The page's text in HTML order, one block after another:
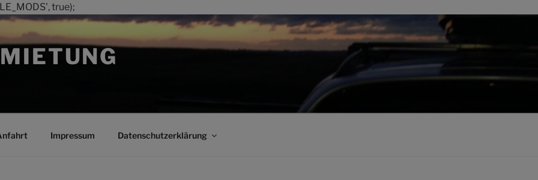
true);
Impressum Datenschutzerklärung